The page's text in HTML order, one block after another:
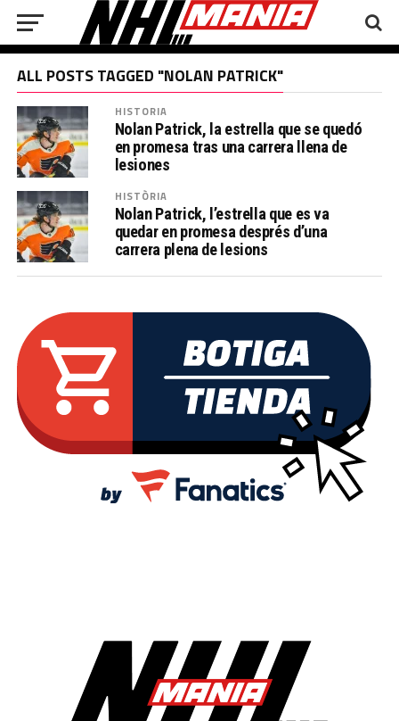
ALL POSTS TAGGED "NOLAN PATRICK"
HISTORIA
Nolan Patrick, la estrella que se quedó
en promesa tras una carrera llena de
lesiones
HISTÒRIA
Nolan Patrick, l’estrella que es va
quedar en promesa després d’una
carrera plena de lesions